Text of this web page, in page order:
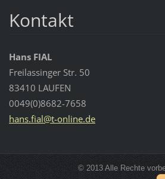
Kontakt
Hans FIAL
Freilassinger Str. 50
83410 LAUFEN
0049(0)8682-7658
hans.fial@t-online.de
© 2013 Alle Rechte